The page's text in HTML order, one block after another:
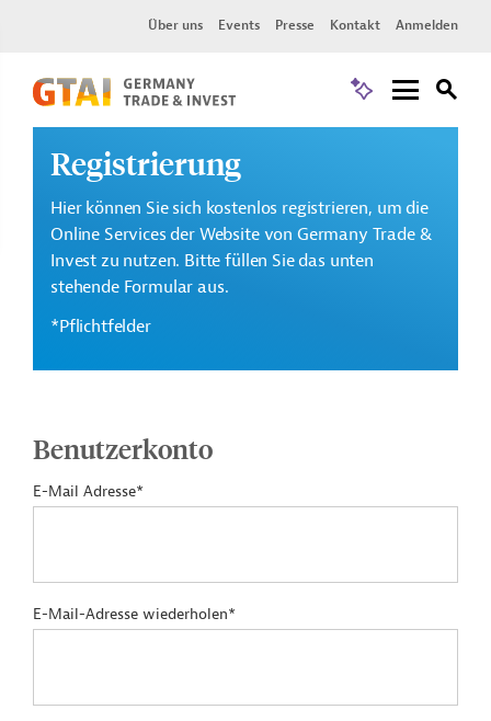
Über uns Events Presse Kontakt Anmelden
Registrierung
Hier können Sie sich kostenlos registrieren, um die
Online Services der Website von Germany Trade &
Invest zu nutzen. Bitte füllen Sie das unten
stehende Formular aus.
*Pflichtfelder
Benutzerkonto
E-Mail Adresse*
E-Mail-Adresse wiederholen*